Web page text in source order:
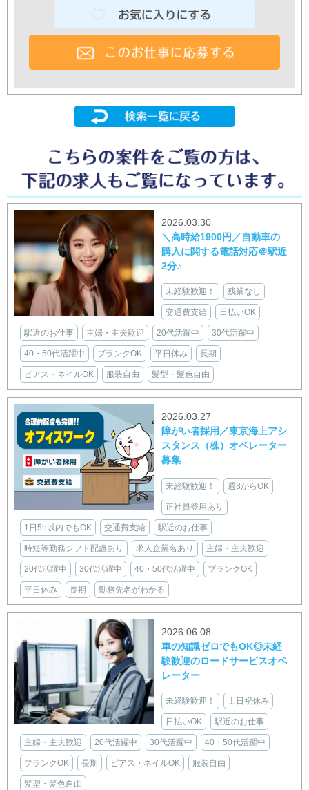
2026.03.30
＼高時給1900円／自動車の
購入に関する電話対応＠駅近
2分♪
未経験歓迎！ 残業なし
交通費支給 日払いOK
駅近のお仕事 主婦・主夫歓迎 20代活躍中 30代活躍中
40・50代活躍中 ブランクOK 平日休み 長期
ピアス・ネイルOK 服装自由 髪型・髪色自由
2026.03.27
障がい者採用／東京海上アシ
スタンス（株）オペレーター
募集
未経験歓迎！ 週3からOK
正社員登用あり
1日5h以内でもOK 交通費支給 駅近のお仕事
時短等勤務シフト配慮あり 求人企業名あり 主婦・主夫歓迎
20代活躍中 30代活躍中 40・50代活躍中 ブランクOK
平日休み 長期 勤務先名がわかる
2026.06.08
車の知識ゼロでもOK◎未経
験歓迎のロードサービスオペ
レーター
未経験歓迎！ 土日祝休み
日払いOK 駅近のお仕事
主婦・主夫歓迎 20代活躍中 30代活躍中 40・50代活躍中
ブランクOK 長期 ピアス・ネイルOK 服装自由
髪型・髪色自由